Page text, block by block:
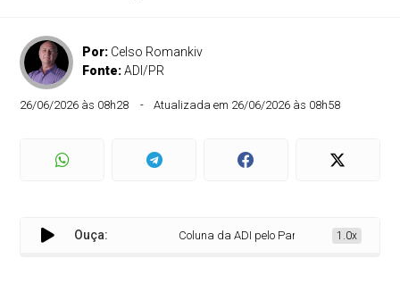
Por: Celso Romankiv
Fonte:ADI/PR
26/06/2026 às 08h28 Atualizada em 26/06/2026 às 08h58
Ouça: Coluna da ADI pelo Paraná - 26 de junho
1.0x